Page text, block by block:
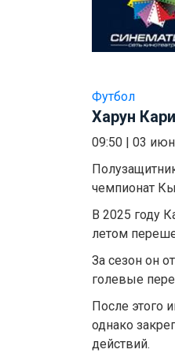
Футбол
Харун
09:50
03
чемпионат
В 2025 году
летом
За сезон он
голевые
После этого
однако
действий.